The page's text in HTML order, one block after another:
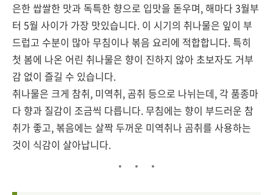
은한 쌉쌀한 맛과 독특한 향으로 입맛을 돋우며, 해마다 3월부
터 5월 사이가 가장 맛있습니다. 이 시기의 취나물은 잎이 부
드럽고 수분이 많아 무침이나 볶음 요리에 적합합니다. 특히
첫 봄에 나온 어린 취나물은 향이 진하지 않아 초보자도 거부
감 없이 즐길 수 있습니다.
취나물은 크게 참취, 미역취, 곰취 등으로 나뉘는데, 각 품종마
다 향과 질감이 조금씩 다릅니다. 무침에는 향이 부드러운 참
취가 좋고, 볶음에는 살짝 두꺼운 미역취나 곰취를 사용하는
것이 식감이 살아납니다.